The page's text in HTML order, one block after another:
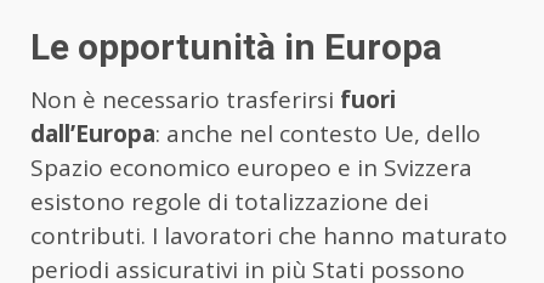
Le opportunità in Europa
Non è necessario trasferirsi fuori
dall’Europa: anche nel contesto Ue, dello
Spazio economico europeo e in Svizzera
esistono regole di totalizzazione dei
contributi. I lavoratori che hanno maturato
periodi assicurativi in più Stati possono